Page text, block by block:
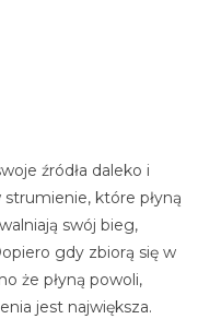
źródła daleko i
strumienie, które płyną
swój bieg,
gdy zbiorą się w
że płyną powoli,
jest największa.